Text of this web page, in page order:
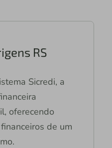
RS
Sicredi, a
oferecendo
de um